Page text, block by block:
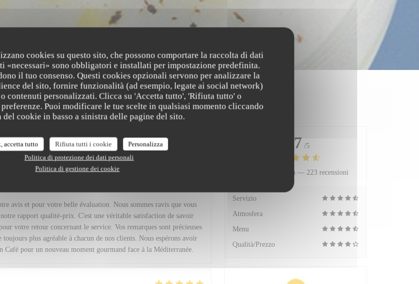
cookies su questo sito, che possono comportare la raccolta di dati
«necessari» sono obbligatori e installati per impostazione predefinita.
il tuo consenso. Questi cookies opzionali servono per analizzare la
del sito, fornire funzionalità (ad esempio, legate ai social network)
contenuti personalizzati. Clicca su 'Accetta tutto', 'Rifiuta tutto' o
Puoi modificare le tue scelte in qualsiasi momento cliccando
del cookie in basso a sinistra delle pagine del sito.
accetta tutto Rifiuta tutti i cookie
Personalizza
Politica di protezione dei dati personali
Politica di gestione dei cookie
clienti
avis et pour votre belle évaluation. Nous sommes ravis que vous
rapport qualité-prix. C'est une véritable satisfaction de savoir
votre retour concernant le service. Vos remarques sont précieuses
plus agréable à chacun de nos clients. Nous espérons avoir
pour un nouveau moment gourmand face à la Méditerranée.
4.7 /5
Valutazione media — 223 recensioni
Servizio
Atmosfera
Menu
Qualità/Prezzo